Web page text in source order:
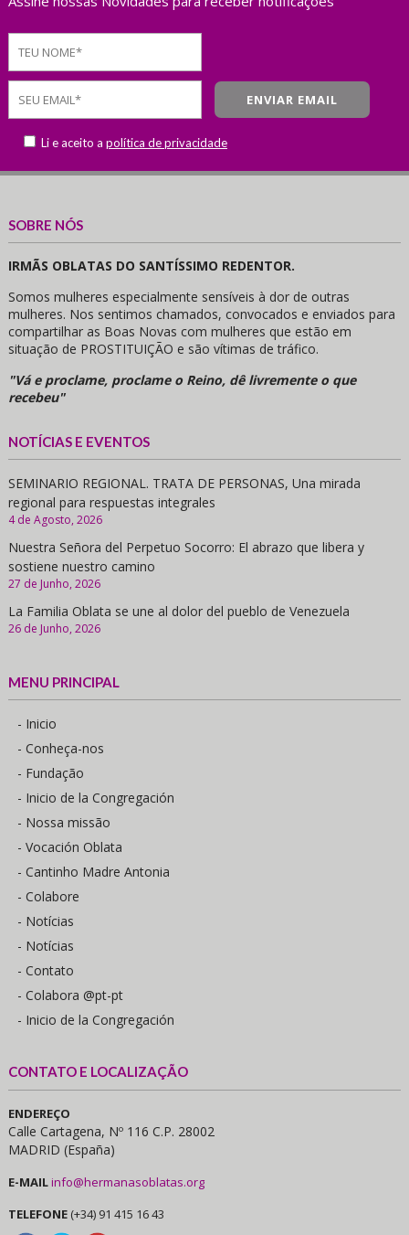
Li e aceito a política de privacidade
SOBRE NÓS
IRMÃS OBLATAS DO SANTÍSSIMO REDENTOR.
Somos mulheres especialmente sensíveis à dor de outras
mulheres. Nos sentimos chamados, convocados e enviados para
compartilhar as Boas Novas com mulheres que estão em
situação de PROSTITUIÇÃO e são vítimas de tráfico.
"Vá e proclame, proclame o Reino, dê livremente o que
recebeu"
NOTÍCIAS E EVENTOS
SEMINARIO REGIONAL. TRATA DE PERSONAS, Una mirada
regional para respuestas integrales
4 de Agosto, 2026
Nuestra Señora del Perpetuo Socorro: El abrazo que libera y
sostiene nuestro camino
27 de Junho, 2026
La Familia Oblata se une al dolor del pueblo de Venezuela
26 de Junho, 2026
MENU PRINCIPAL
- Inicio
- Conheça-nos
- Fundação
- Inicio de la Congregación
- Nossa missão
- Vocación Oblata
- Cantinho Madre Antonia
- Colabore
- Notícias
- Notícias
- Contato
- Colabora @pt-pt
- Inicio de la Congregación
CONTATO E LOCALIZAÇÃO
ENDEREÇO
Calle Cartagena, Nº 116 C.P. 28002
MADRID (España)
E-MAILinfo@hermanasoblatas.org
TELEFONE (+34) 91 415 16 43